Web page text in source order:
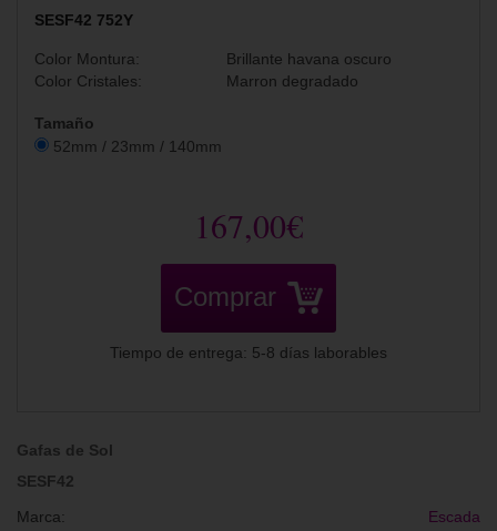
SESF42 752Y
Color Montura:
Brillante havana oscuro
Color Cristales:
Marron degradado
Tamaño
52mm / 23mm / 140mm
167,00€
Comprar
Tiempo de entrega: 5-8 días laborables
Gafas de Sol
SESF42
Marca:
Escada